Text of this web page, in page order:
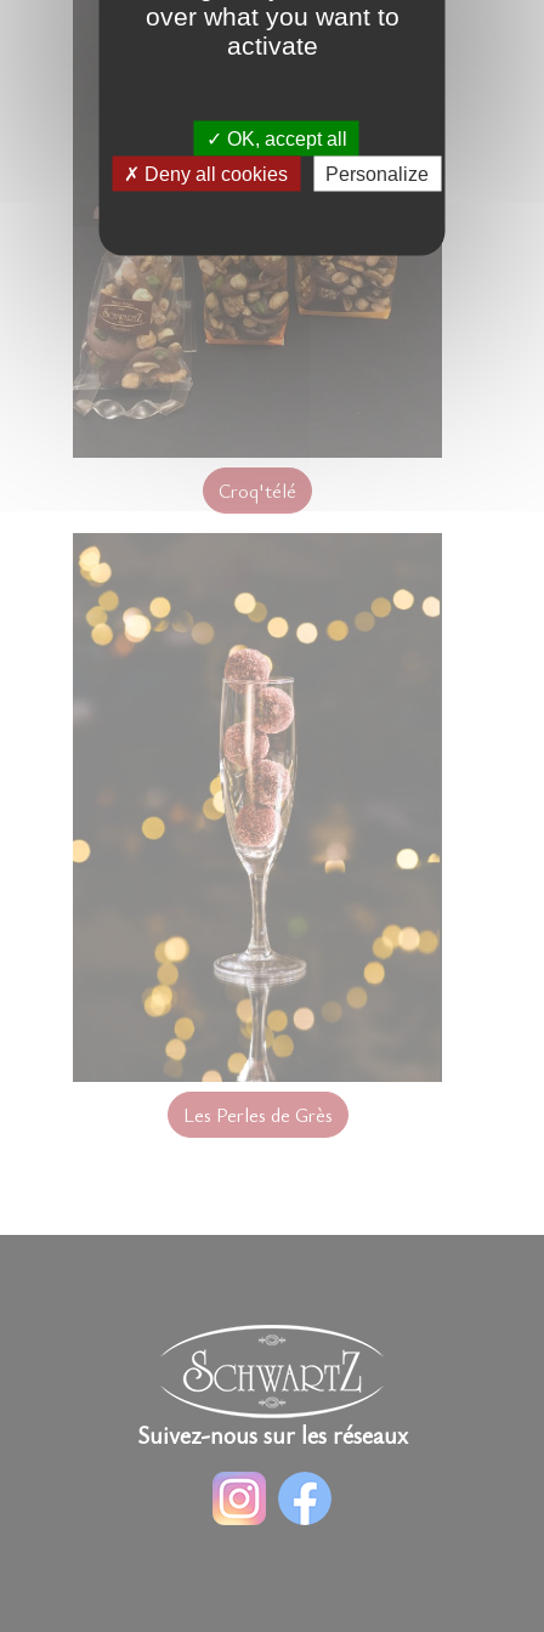
Croq'télé
Les Perles de Grès
Suivez-nous sur les réseaux
over what you want to
activate
OK, accept all
Deny all cookies
Personalize